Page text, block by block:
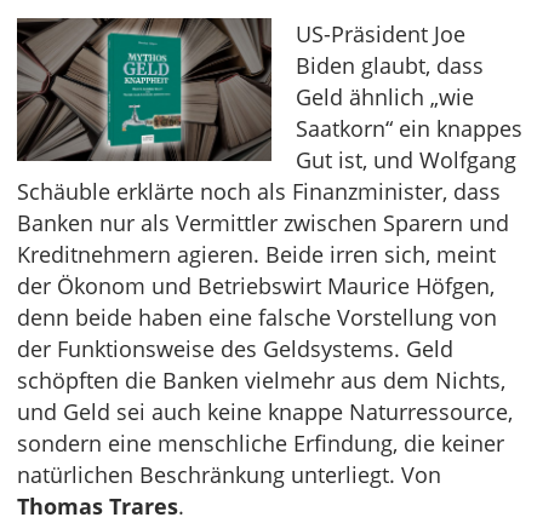
US-Präsident Joe
Biden glaubt, dass
Geld ähnlich „wie
Saatkorn“ ein knappes
Gut ist, und Wolfgang
Schäuble erklärte noch als Finanzminister, dass
Banken nur als Vermittler zwischen Sparern und
Kreditnehmern agieren. Beide irren sich, meint
der Ökonom und Betriebswirt Maurice Höfgen,
denn beide haben eine falsche Vorstellung von
der Funktionsweise des Geldsystems. Geld
schöpften die Banken vielmehr aus dem Nichts,
und Geld sei auch keine knappe Naturressource,
sondern eine menschliche Erfindung, die keiner
natürlichen Beschränkung unterliegt. Von
Thomas Trares.